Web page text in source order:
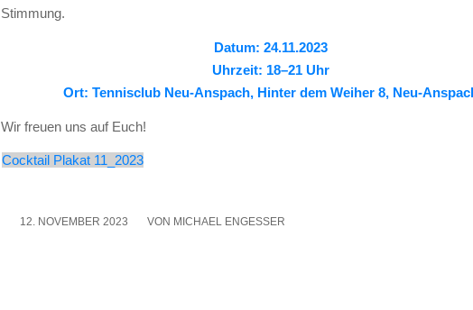
Stim­mung.
Datum: 24.11.2023
Uhr­zeit: 18–21 Uhr
Ort: Ten­nis­club Neu-Anspach, Hin­ter dem Wei­her 8, Neu-
Wir freu­en uns auf Euch!
Cock­tail Pla­kat 11_2023
12. NOVEMBER 2023
/ VON MICHAEL ENGESSER